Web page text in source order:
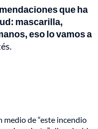
que ha
mascarilla,
eso lo vamos a
medio de “este incendio